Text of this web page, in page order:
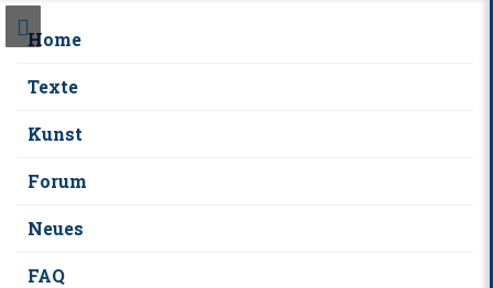
Home
Texte
Kunst
Forum
Neues
FAQ